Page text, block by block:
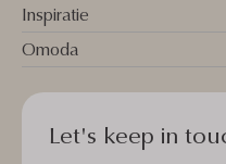
Inspiratie
Omoda
Let's keep in